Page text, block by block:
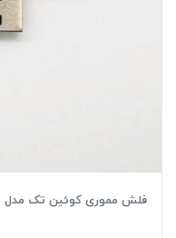
فلش مموری کوئین تک مدل ROOT ظرفیت 32 گیگابایت